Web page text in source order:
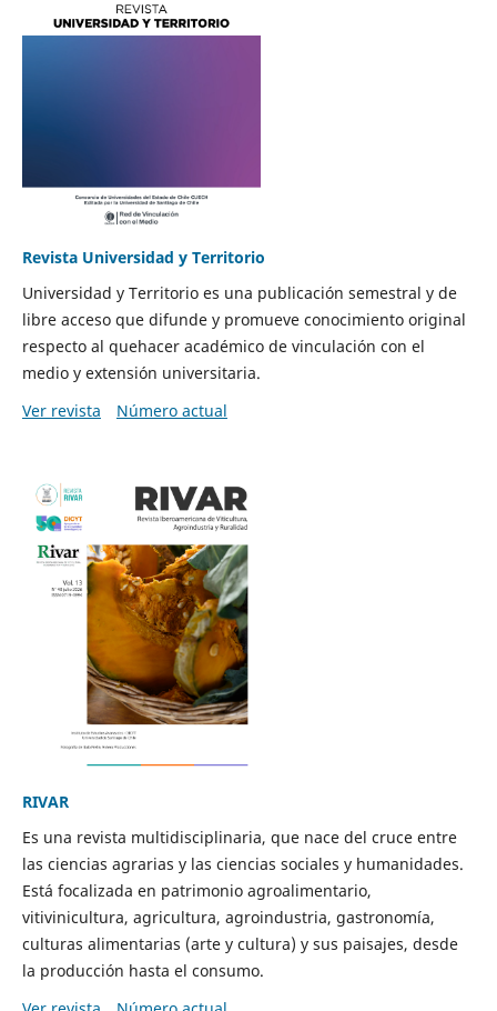
Revista Universidad y Territorio
Universidad y Territorio es una publicación semestral y de
libre acceso que difunde y promueve conocimiento original
respecto al quehacer académico de vinculación con el
medio y extensión universitaria.
Ver revista
Número actual
RIVAR
Es una revista multidisciplinaria, que nace del cruce entre
las ciencias agrarias y las ciencias sociales y humanidades.
Está focalizada en patrimonio agroalimentario,
vitivinicultura, agricultura, agroindustria, gastronomía,
culturas alimentarias (arte y cultura) y sus paisajes, desde
la producción hasta el consumo.